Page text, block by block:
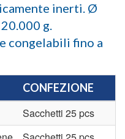
inerti. Ø
g.
congelabili fino a
CONFEZIONE
Sacchetti 25 pcs